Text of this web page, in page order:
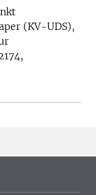
(KV-UDS),